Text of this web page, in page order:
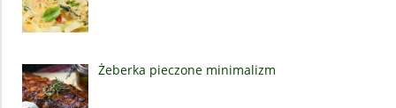
Żeberka pieczone minimalizm